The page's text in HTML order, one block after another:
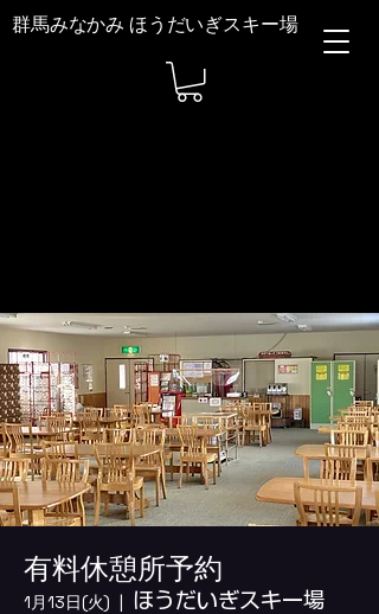
群馬みなかみ ほうだいぎスキー場
有料休憩所予約
1月13日(火)
  |
ほうだいぎスキー場